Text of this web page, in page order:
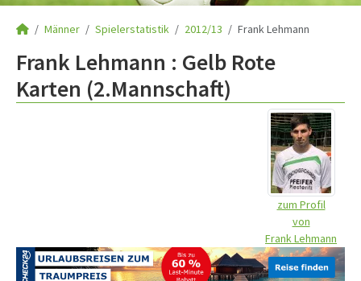
Männer Spielerstatistik 2012/13 Frank Lehmann
Frank Lehmann : Gelb Rote
Karten (2.Mannschaft)
zum Profil
von
Frank Lehmann